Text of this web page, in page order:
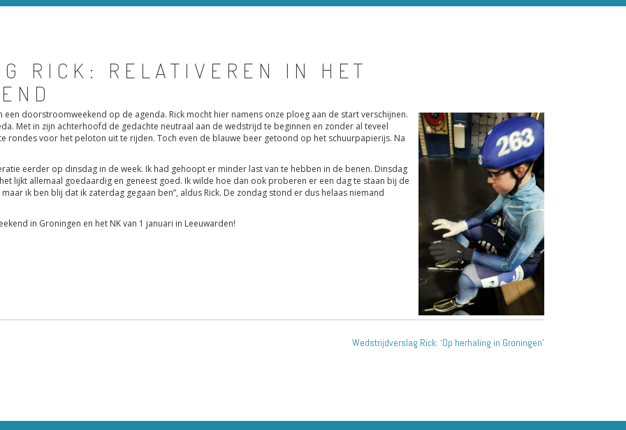
RICK: RELATIVEREN IN HET
doorstroomweekend op de agenda. Rick mocht hier namens onze ploeg aan de start verschijnen.
Met in zijn achterhoofd de gedachte neutraal aan de wedstrijd te beginnen en zonder al teveel
rondes voor het peloton uit te rijden. Toch even de blauwe beer getoond op het schuurpapierijs. Na
eerder op dinsdag in de week. Ik had gehoopt er minder last van te hebben in de benen. Dinsdag
lijkt allemaal goedaardig en geneest goed. Ik wilde hoe dan ook proberen er een dag te staan bij de
ik ben blij dat ik zaterdag gegaan ben”, aldus Rick. De zondag stond er dus helaas niemand
in Groningen en het NK van 1 januari in Leeuwarden!
Wedstrijdverslag Rick: ‘Op herhaling in Groningen’